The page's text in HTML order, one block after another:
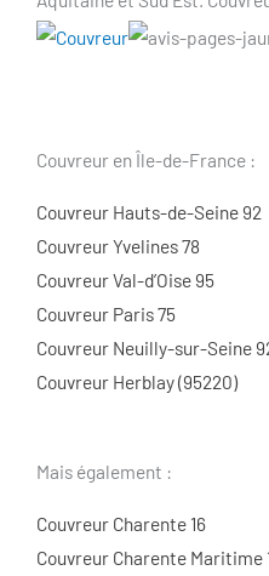
Couvreur en Île-de-France :
Couvreur Hauts-de-Seine 92
Couvreur Yvelines 78
Couvreur Val-d’Oise 95
Couvreur Paris 75
Couvreur Neuilly-sur-Seine
Couvreur Herblay (95220)
Mais également :
Couvreur Charente 16
Couvreur Charente Maritime